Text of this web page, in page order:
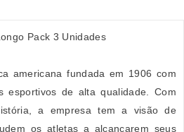
Pack 3 Unidades
americana fundada em 1906 com
esportivos de alta qualidade. Com
a empresa tem a visão de
os atletas a alcançarem seus